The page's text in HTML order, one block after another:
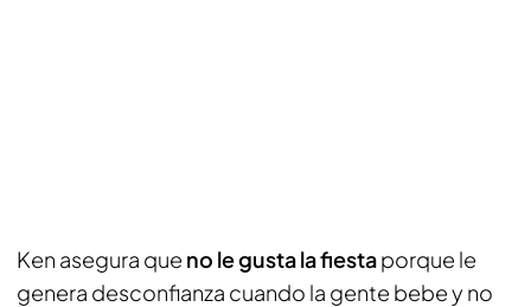
Ken asegura que no le gusta la fiestaporque le
genera desconfianza cuando la gente bebe y no